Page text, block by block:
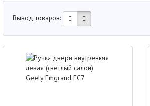
Вывод товаров: